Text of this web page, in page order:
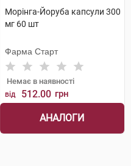
Морінга-Йоруба капсули 300
мг 60 шт
Фарма Старт
Немає в наявності
від 512.00 грн
АНАЛОГИ